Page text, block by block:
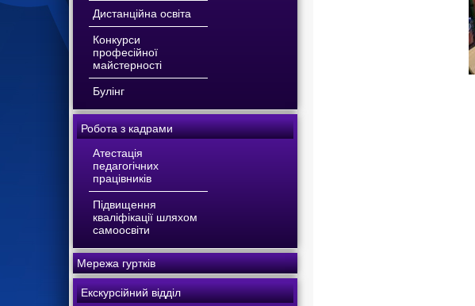
Дистанційна освіта
Конкурси
професійної
майстерності
Булінг
Робота з кадрами
Атестація
педагогічних
працівників
Підвищення
кваліфікації шляхом
самоосвіти
Мережа гуртків
Екскурсійний відділ